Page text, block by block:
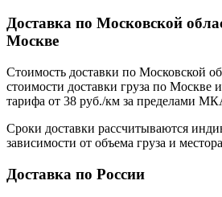
Доставка по Московской
Москве
Стоимость доставки по Московской
стоимости доставки груза по Москве
тарифа от 38 руб./км за пределами
Сроки доставки рассчитываются
зависимости от объема груза и
Доставка по России